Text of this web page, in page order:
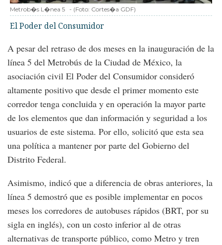
Metrob�s L�nea 5 - (Foto: Cortes�a GDF)
El Poder del Consumidor
A pesar del retraso de dos meses en la inauguración de la
línea 5 del Metrobús de la Ciudad de México, la
asociación civil El Poder del Consumidor consideró
altamente positivo que desde el primer momento este
corredor tenga concluida y en operación la mayor parte
de los elementos que dan información y seguridad a los
usuarios de este sistema. Por ello, solicitó que esta sea
una política a mantener por parte del Gobierno del
Distrito Federal.
Asimismo, indicó que a diferencia de obras anteriores, la
línea 5 demostró que es posible implementar en pocos
meses los corredores de autobuses rápidos (BRT, por su
sigla en inglés), con un costo inferior al de otras
alternativas de transporte público, como Metro y tren